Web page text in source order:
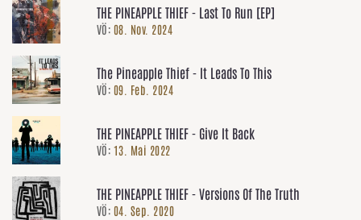
THE PINEAPPLE THIEF - Last To Run [EP]
VÖ: 08. Nov. 2024
The Pineapple Thief - It Leads To This
VÖ: 09. Feb. 2024
THE PINEAPPLE THIEF - Give It Back
VÖ: 13. Mai 2022
THE PINEAPPLE THIEF - Versions Of The Truth
VÖ: 04. Sep. 2020